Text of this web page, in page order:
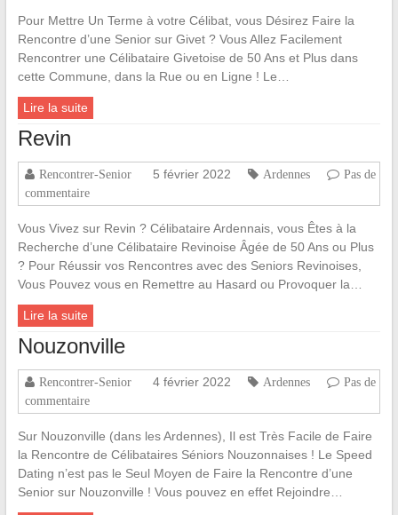
Pour Mettre Un Terme à votre Célibat, vous Désirez Faire la
Rencontre d’une Senior sur Givet ? Vous Allez Facilement
Rencontrer une Célibataire Givetoise de 50 Ans et Plus dans
cette Commune, dans la Rue ou en Ligne ! Le…
Lire la suite
Revin
Rencontrer-Senior 5 février 2022 Ardennes
Pas de
commentaire
Vous Vivez sur Revin ? Célibataire Ardennais, vous Êtes à la
Recherche d’une Célibataire Revinoise Âgée de 50 Ans ou Plus
? Pour Réussir vos Rencontres avec des Seniors Revinoises,
Vous Pouvez vous en Remettre au Hasard ou Provoquer la…
Lire la suite
Nouzonville
Rencontrer-Senior 4 février 2022 Ardennes
Pas de
commentaire
Sur Nouzonville (dans les Ardennes), Il est Très Facile de Faire
la Rencontre de Célibataires Séniors Nouzonnaises ! Le Speed
Dating n’est pas le Seul Moyen de Faire la Rencontre d’une
Senior sur Nouzonville ! Vous pouvez en effet Rejoindre…